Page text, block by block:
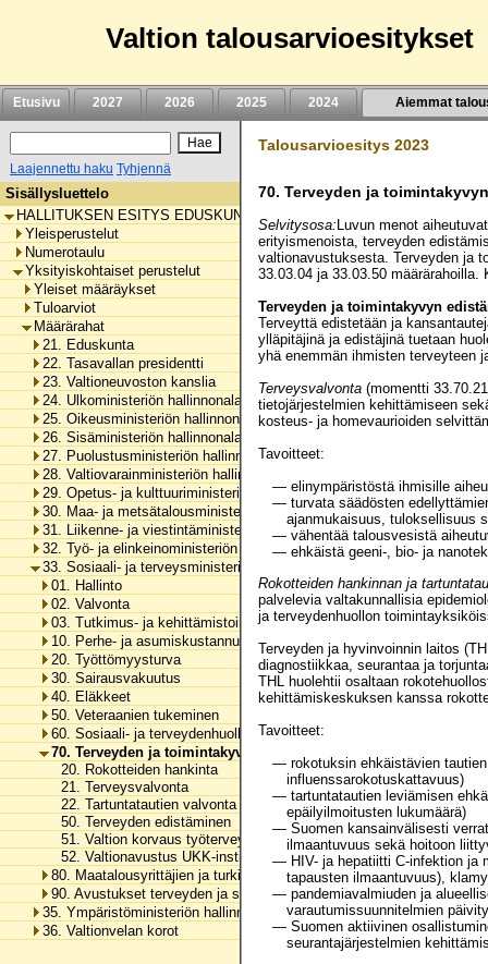
Valtion talousarvioesitykset
Etusivu 2027 2026 2025 2024 Aiemmat
Laajennettu haku Tyhjennä
Sisällysluettelo
HALLITUKSEN ESITYS EDUSKUNNALLE VALTION TALOUSARVIOKSI
Yleisperustelut
Numerotaulu
Yksityiskohtaiset perustelut
Yleiset määräykset
Tuloarviot
Määrärahat
21. Eduskunta
22. Tasavallan presidentti
23. Valtioneuvoston kanslia
24. Ulkoministeriön hallinnonala
25. Oikeusministeriön hallinnonala
26. Sisäministeriön hallinnonala
27. Puolustusministeriön hallinnonala
28. Valtiovarainministeriön hallinnonala
29. Opetus- ja kulttuuriministeriön hallinnonala
30. Maa- ja metsätalousministeriön hallinnonala
31. Liikenne- ja viestintäministeriön hallinnonala
32. Työ- ja elinkeinoministeriön hallinnonala
33. Sosiaali- ja terveysministeriön hallinnonala
01. Hallinto
02. Valvonta
03. Tutkimus- ja kehittämistoiminta
10. Perhe- ja asumiskustannusten tasaus, perustoimeentulotuki ja
20. Työttömyysturva
30. Sairausvakuutus
40. Eläkkeet
50. Veteraanien tukeminen
60. Sosiaali- ja terveydenhuollon tukeminen
70. Terveyden ja toimintakyvyn edistäminen
20. Rokotteiden hankinta
21. Terveysvalvonta
22. Tartuntatautien valvonta
50. Terveyden edistäminen
51. Valtion korvaus työterveyshuollon erikoislääkärikoulutuksesta
52. Valtionavustus UKK-instituutin toimintaan
80. Maatalousyrittäjien ja turkistuottajien lomitustoiminta
90. Avustukset terveyden ja sosiaalisen hyvinvoinnin edistämiseen
35. Ympäristöministeriön hallinnonala
36. Valtionvelan korot
Talousarvioesitys 2023
70. Terveyden ja
Selvitysosa: Luvun menot
erityismenoista, terveyden
valtionavustuksesta. Terveyden ja
33.03.04 ja 33.03.50
Terveyden ja toimintakyvyn
Terveyttä edistetään ja
ylläpitäjinä ja edistäjinä tuetaan
yhä enemmän ihmisten terveyteen
Terveysvalvonta (momentti
tietojärjestelmien kehittämiseen
kosteus- ja homevaurioiden
Tavoitteet:
— elinympäristöstä ihmisille
— turvata säädösten
ajanmukaisuus, tuloksellisuus
— vähentää talousvesistä
— ehkäistä geeni-, bio- ja
Rokotteiden hankinnan ja
palvelevia valtakunnallisia
ja terveydenhuollon
Terveyden ja hyvinvoinnin laitos
diagnostiikkaa, seurantaa ja
THL huolehtii osaltaan
kehittämiskeskuksen kanssa
Tavoitteet:
— rokotuksin ehkäistävien
influenssarokotuskattavuus)
— tartuntatautien leviämisen
epäilyilmoitusten lukumäärä)
— Suomen kansainvälisesti
ilmaantuvuus sekä hoitoon
— HIV- ja hepatiitti C-infektion ja
tapausten ilmaantuvuus),
— pandemiavalmiuden ja
varautumissuunnitelmien
— Suomen aktiivinen
seurantajärjestelmien